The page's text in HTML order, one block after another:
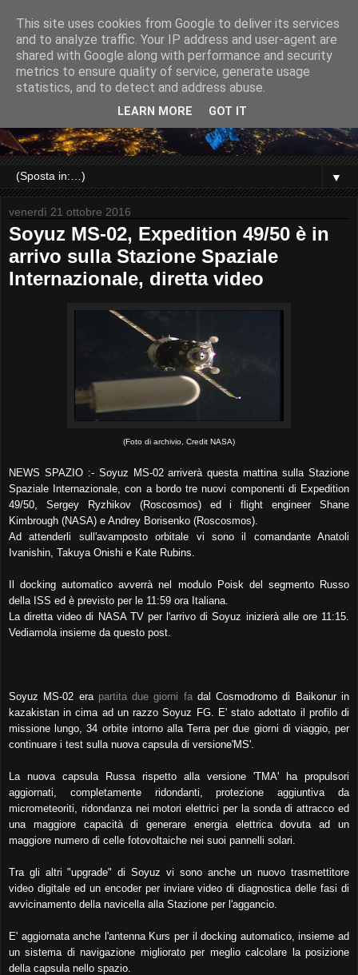
▼
venerdì 21 ottobre 2016
Soyuz MS-02, Expedition 49/50 è in
arrivo sulla Stazione Spaziale
Internazionale, diretta video
(Foto di archivio, Credit NASA)
NEWS SPAZIO :- Soyuz MS-02 arriverà questa mattina sulla Stazione
Spaziale Internazionale, con a bordo tre nuovi componenti di Expedition
49/50, Sergey Ryzhikov (Roscosmos) ed i flight engineer Shane
Kimbrough (NASA) e Andrey Borisenko (Roscosmos).
Ad attenderli sull'avamposto orbitale vi sono il comandante Anatoli
Ivanishin, Takuya Onishi e Kate Rubins.
Il docking automatico avverrà nel modulo Poisk del segmento Russo
della ISS ed è previsto per le 11:59 ora Italiana.
La diretta video di NASA TV per l'arrivo di Soyuz inizierà alle ore 11:15.
Vediamola insieme da questo post.
Soyuz MS-02 era partita due giorni fadal Cosmodromo di Baikonur in
kazakistan in cima ad un razzo Soyuz FG. E' stato adottato il profilo di
missione lungo, 34 orbite intorno alla Terra per due giorni di viaggio, per
continuare i test sulla nuova capsula di versione'MS'.
La nuova capsula Russa rispetto alla versione 'TMA' ha propulsori
aggiornati, completamente ridondanti, protezione aggiuntiva da
micrometeoriti, ridondanza nei motori elettrici per la sonda di attracco ed
una maggiore capacità di generare energia elettrica dovuta ad un
maggiore numero di celle fotovoltaiche nei suoi pannelli solari.
Tra gli altri "upgrade" di Soyuz vi sono anche un nuovo trasmettitore
video digitale ed un encoder per inviare video di diagnostica delle fasi di
avvicinamento della navicella alla Stazione per l'aggancio.
E' aggiornata anche l'antenna Kurs per il docking automatico, insieme ad
un sistema di navigazione migliorato per meglio calcolare la posizione
della capsula nello spazio.
This site uses cookies from Google to deliver its services
and to analyze traffic. Your IP address and user-agent are
shared with Google along with performance and security
metrics to ensure quality of service, generate usage
statistics, and to detect and address abuse.
LEARN MORE GOT IT